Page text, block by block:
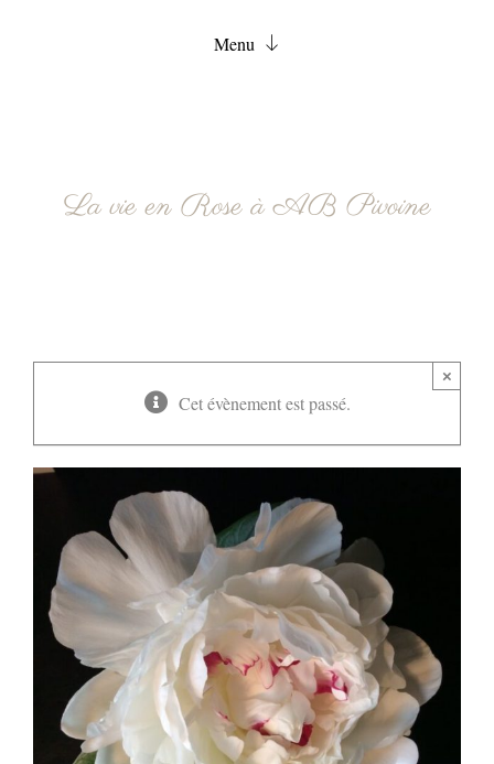
Menu
Réservation
La vie en Rose à AB Pivoine
Cet évènement est passé.
×